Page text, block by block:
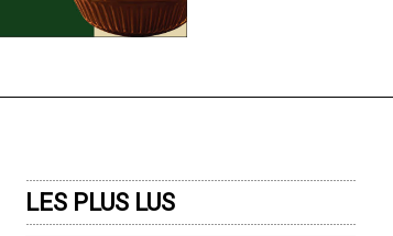
LES PLUS LUS